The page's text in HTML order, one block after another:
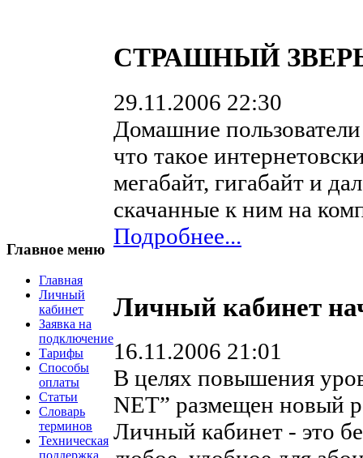
Главное меню
Главная
Личный
кабинет
Заявка на
подключение
Тарифы
Способы
оплаты
Статьи
Словарь
терминов
Техническая
СТРАШНЫЙ
29.11.2006 22:30
Домашние
что такое
мегабайт, гигабайт и
скачанные к ним на
Подробнее...
Личный кабинет
16.11.2006 21:01
В целях повышения
NET” размещен новый
Личный кабинет - это